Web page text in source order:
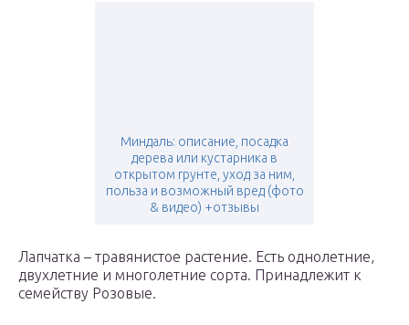
Миндаль: описание, посадка
дерева или кустарника в
открытом грунте, уход за ним,
польза и возможный вред (фото
& видео) +отзывы
Лапчатка – травянистое растение. Есть однолетние,
двухлетние и многолетние сорта. Принадлежит к
семейству Розовые.